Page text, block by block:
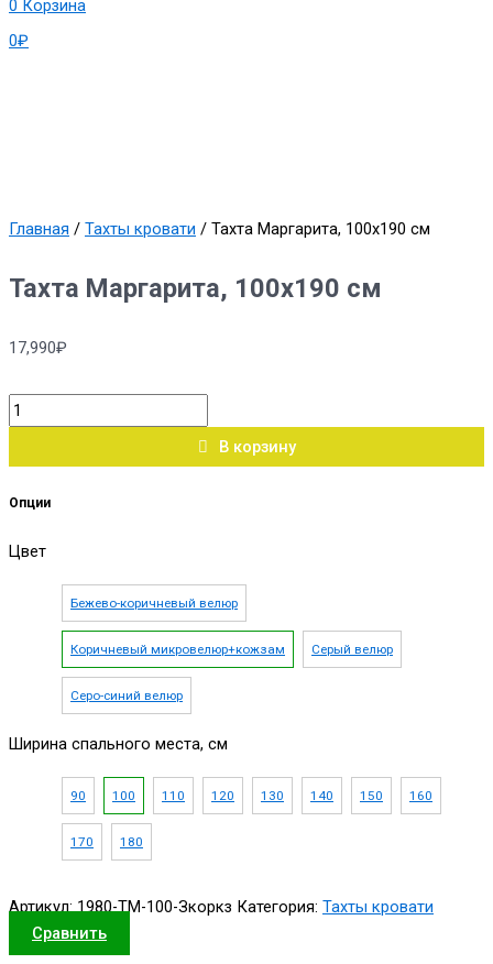
0₽
0 Корзина
Главная / Тахты кровати / Тахта Маргарита, 100х190 см
Тахта Маргарита, 100х190 см
17,990₽
В корзину
Опции
Цвет
Бежево-коричневый велюр
Коричневый микровелюр+кожзам Серый велюр
Серо-синий велюр
Ширина спального места, см
90 100 110 120 130 140 150 160
170 180
Артикул:1980-ТМ-100-Зкоркз Категория: Тахты кровати
Сравнить